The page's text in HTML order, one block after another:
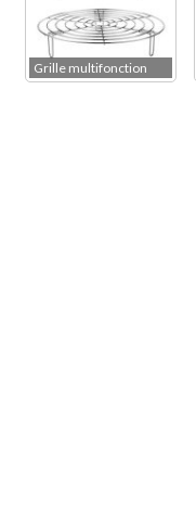
Grille multifonction